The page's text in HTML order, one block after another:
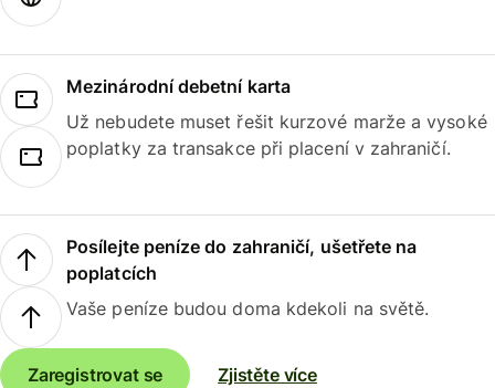
Mezinárodní debetní karta
Už nebudete muset řešit kurzové marže a vysoké
poplatky za transakce při placení v zahraničí.
Posílejte peníze do zahraničí, ušetřete na
poplatcích
Vaše peníze budou doma kdekoli na světě.
Zaregistrovat se Zjistěte více